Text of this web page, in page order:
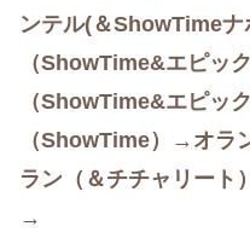
ンテル(＆ShowTime
（ShowTime&エピック
（ShowTime&エピッ
（ShowTime）→オラ
ラン（＆チチャリー
→